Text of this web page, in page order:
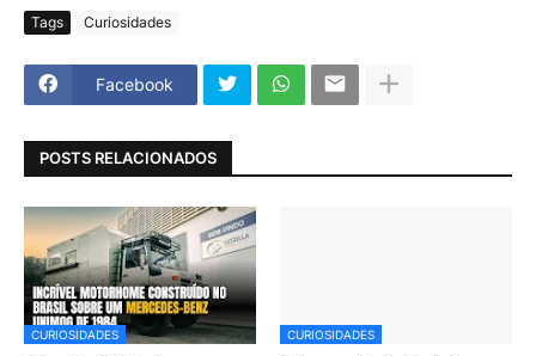
Tags Curiosidades
Facebook
POSTS RELACIONADOS
CURIOSIDADES CURIOSIDADES